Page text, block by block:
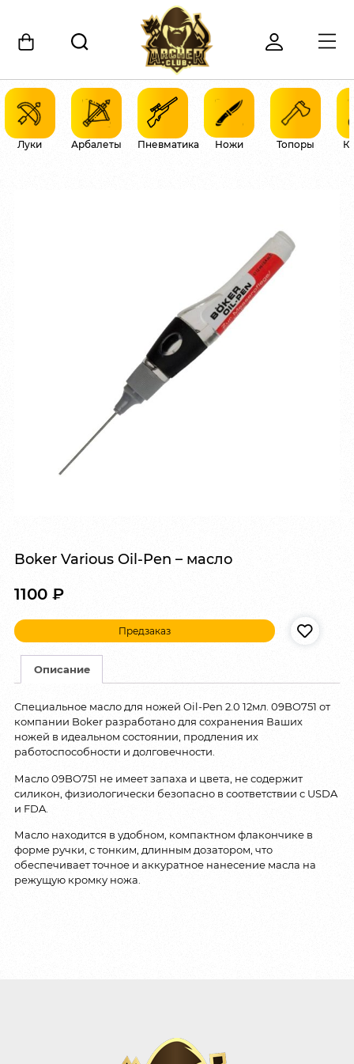
Луки Арбалеты Пневматика Ножи Топоры
Boker Various Oil-Pen – масло
1100 ₽
Предзаказ
Описание
Специальное масло для ножей Oil-Pen 2.0 12мл. 09BO751 от
компании Boker разработано для сохранения Ваших
ножей в идеальном состоянии, продления их
работоспособности и долговечности.
Масло 09BO751 не имеет запаха и цвета, не содержит
силикон, физиологически безопасно в соответствии с USDA
и FDA.
Масло находится в удобном, компактном флакончике в
форме ручки, с тонким, длинным дозатором, что
обеспечивает точное и аккуратное нанесение масла на
режущую кромку ножа.